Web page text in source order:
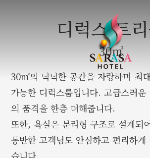
디럭스 트
30㎡
30㎡의 넉넉한 공간을 자랑하며 최
가능한 디럭스룸입니다. 고급스러
의 품격을 한층 더해줍니다.
또한, 욕실은 분리형 구조로 설계되
동반한 고객님도 안심하고 편리하게
습니다.